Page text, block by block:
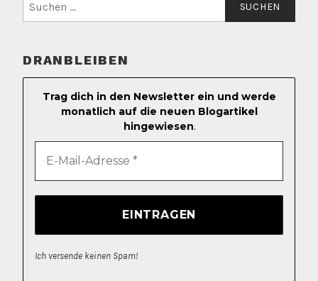
nach:
DRANBLEIBEN
Trag dich in den Newsletter ein und werde
monatlich auf die neuen Blogartikel
hingewiesen.
Ich versende keinen Spam!